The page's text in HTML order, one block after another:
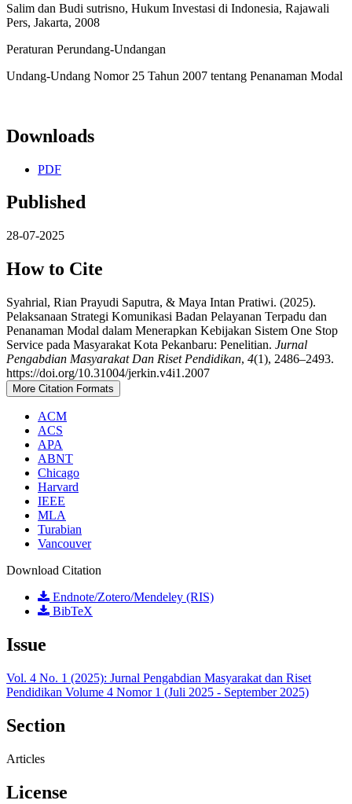
Salim dan Budi sutrisno, Hukum Investasi di Indonesia, Rajawali
Pers, Jakarta, 2008
Peraturan Perundang-Undangan
Undang-Undang Nomor 25 Tahun 2007 tentang Penanaman Modal
Downloads
PDF
Published
28-07-2025
How to Cite
Syahrial, Rian Prayudi Saputra, & Maya Intan Pratiwi. (2025).
Pelaksanaan Strategi Komunikasi Badan Pelayanan Terpadu dan
Penanaman Modal dalam Menerapkan Kebijakan Sistem One Stop
Service pada Masyarakat Kota Pekanbaru: Penelitian. Jurnal
Pengabdian Masyarakat Dan Riset Pendidikan, 4(1), 2486–2493.
https://doi.org/10.31004/jerkin.v4i1.2007
More Citation Formats
ACM
ACS
APA
ABNT
Chicago
Harvard
IEEE
MLA
Turabian
Vancouver
Download Citation
Endnote/Zotero/Mendeley (RIS)
BibTeX
Issue
Vol. 4 No. 1 (2025): Jurnal Pengabdian Masyarakat dan Riset
Pendidikan Volume 4 Nomor 1 (Juli 2025 - September 2025)
Section
Articles
License